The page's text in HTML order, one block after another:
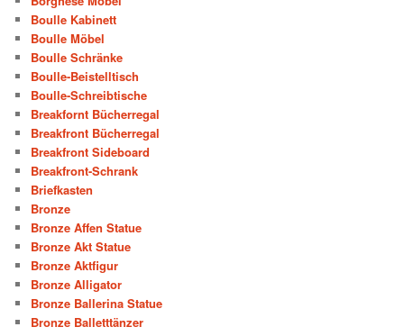
Boulle Kabinett
Boulle Möbel
Boulle Schränke
Boulle-Beistelltisch
Boulle-Schreibtische
Breakfornt Bücherregal
Breakfront Bücherregal
Breakfront Sideboard
Breakfront-Schrank
Briefkasten
Bronze
Bronze Affen Statue
Bronze Akt Statue
Bronze Aktfigur
Bronze Alligator
Bronze Ballerina Statue
Bronze Balletttänzer